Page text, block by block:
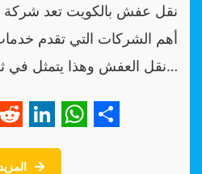
نقل عفش بالكويت تعد
أهم الشركات التي تقدم
نقل العفش وهذا يتمثل في ثقة عملائها في كافة…
LinkedIn